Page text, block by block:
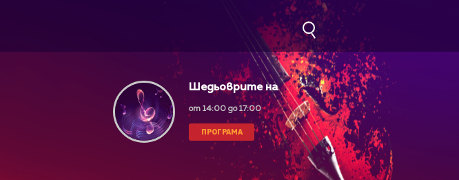
Шедьоврите на
класическата музика
от 14:00 до 17:00
ПРОГРАМА